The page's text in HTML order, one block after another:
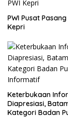
PWI Pusat
Kepri
Keterbukaan
Diapresiasi,
Kategori Badan